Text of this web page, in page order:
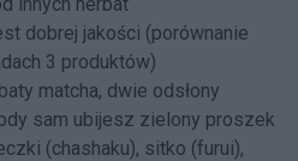
dobrej jakości (porównanie
3 produktów)
matcha, dwie odsłony
sam ubijesz zielony proszek
(chashaku), sitko (furui),